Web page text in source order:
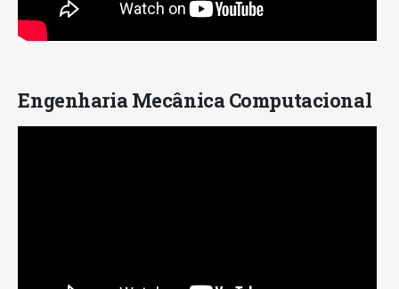
Engenharia Mecânica Computacional